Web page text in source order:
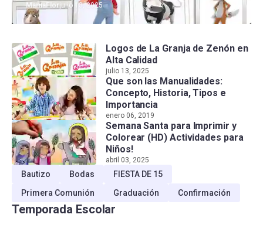
MamaFlorjulio 13, 2025
Logos de La Granja de Zenón en
Alta Calidad
julio 13, 2025
Que son las Manualidades:
Concepto, Historia, Tipos e
Importancia
enero 06, 2019
Semana Santa para Imprimir y
Colorear (HD) Actividades para
Niños!
abril 03, 2025
Bautizo Bodas
FIESTA DE 15
Primera Comunión
Graduación Confirmación
Temporada Escolar